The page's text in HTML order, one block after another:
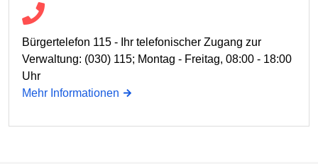
Bürgertelefon 115 - Ihr telefonischer Zugang zur
Verwaltung: (030) 115; Montag - Freitag, 08:00 - 18:00
Uhr
Mehr Informationen